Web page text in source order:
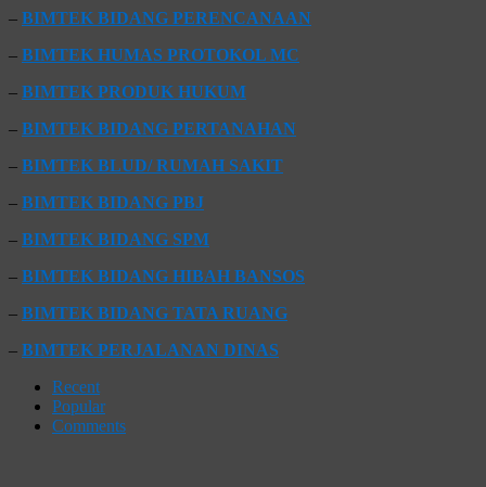
– BIMTEK BIDANG PERENCANAAN
– BIMTEK HUMAS PROTOKOL MC
– BIMTEK PRODUK HUKUM
– BIMTEK BIDANG PERTANAHAN
– BIMTEK BLUD/ RUMAH SAKIT
– BIMTEK BIDANG PBJ
– BIMTEK BIDANG SPM
– BIMTEK BIDANG HIBAH BANSOS
– BIMTEK BIDANG TATA RUANG
– BIMTEK PERJALANAN DINAS
Recent
Popular
Comments